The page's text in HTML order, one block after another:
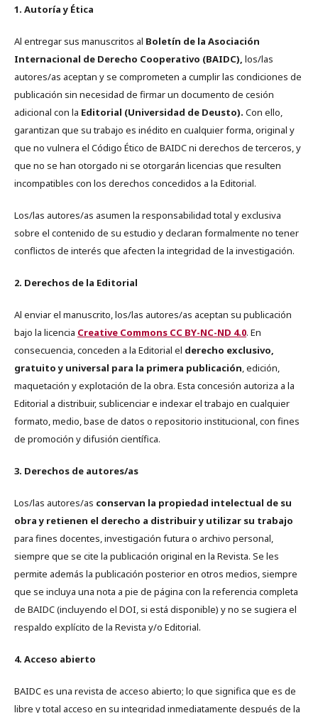
1. Autoría y Ética
Al entregar sus manuscritos al Boletín de la Asociación
Internacional de Derecho Cooperativo (BAIDC), los/las
autores/as aceptan y se comprometen a cumplir las condiciones de
publicación sin necesidad de firmar un documento de cesión
adicional con la Editorial (Universidad de Deusto). Con ello,
garantizan que su trabajo es inédito en cualquier forma, original y
que no vulnera el Código Ético de BAIDC ni derechos de terceros, y
que no se han otorgado ni se otorgarán licencias que resulten
incompatibles con los derechos concedidos a la Editorial.
Los/las autores/as asumen la responsabilidad total y exclusiva
sobre el contenido de su estudio y declaran formalmente no tener
conflictos de interés que afecten la integridad de la investigación.
2. Derechos de la Editorial
Al enviar el manuscrito, los/las autores/as aceptan su publicación
bajo la licencia Creative Commons CC BY-NC-ND 4.0. En
consecuencia, conceden a la Editorial el derecho exclusivo,
gratuito y universal para la primera publicación, edición,
maquetación y explotación de la obra. Esta concesión autoriza a la
Editorial a distribuir, sublicenciar e indexar el trabajo en cualquier
formato, medio, base de datos o repositorio institucional, con fines
de promoción y difusión científica.
3. Derechos de autores/as
Los/las autores/as conservan la propiedad intelectual de su
obra y retienen el derecho a distribuir y utilizar su trabajo
para fines docentes, investigación futura o archivo personal,
siempre que se cite la publicación original en la Revista. Se les
permite además la publicación posterior en otros medios, siempre
que se incluya una nota a pie de página con la referencia completa
de BAIDC (incluyendo el DOI, si está disponible) y no se sugiera el
respaldo explícito de la Revista y/o Editorial.
4. Acceso abierto
BAIDC es una revista de acceso abierto; lo que significa que es de
libre y total acceso en su integridad inmediatamente después de la